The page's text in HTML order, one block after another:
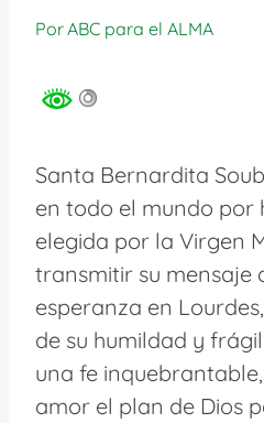
PorABC para el ALMA
Santa Bernardita
en todo el mundo por
elegida por la Virgen
transmitir su mensaje
esperanza en
de su humildad y
una fe
amor el plan de Dios